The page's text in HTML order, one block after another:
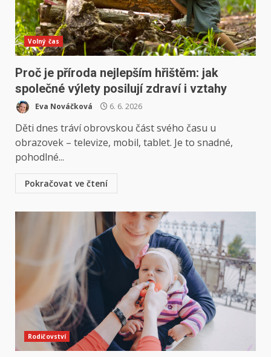
Volný čas
Proč je příroda nejlepším hřištěm: jak
společné výlety posilují zdraví i vztahy
Eva Nováčková 6. 6. 2026
Děti dnes tráví obrovskou část svého času u
obrazovek – televize, mobil, tablet. Je to snadné,
pohodlné...
Pokračovat ve čtení
Rodičovství